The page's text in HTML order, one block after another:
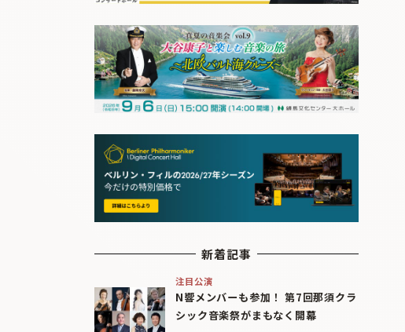
新着記事
注目公演
N響メンバーも参加！ 第7回那須クラ
シック音楽祭がまもなく開幕